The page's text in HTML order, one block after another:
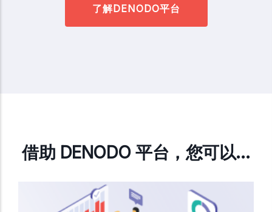
了解DENODO平台
借助 DENODO 平台，您可以…